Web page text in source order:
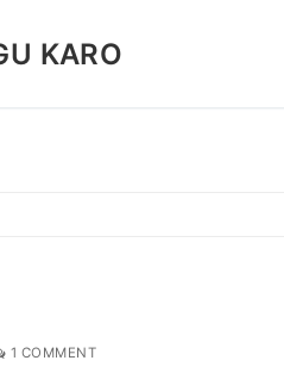
KARO
1 COMMENT